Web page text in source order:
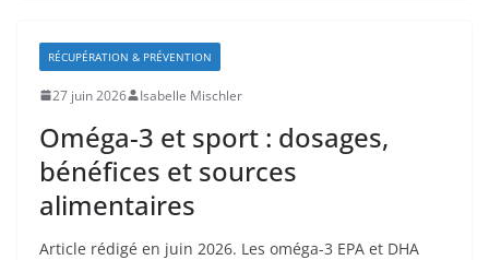
RÉCUPÉRATION & PRÉVENTION
27 juin 2026 Isabelle Mischler
Oméga-3 et sport : dosages,
bénéfices et sources
alimentaires
Article rédigé en juin 2026. Les oméga-3 EPA et DHA